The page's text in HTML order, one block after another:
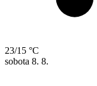
23/15 °C
sobota 8. 8.